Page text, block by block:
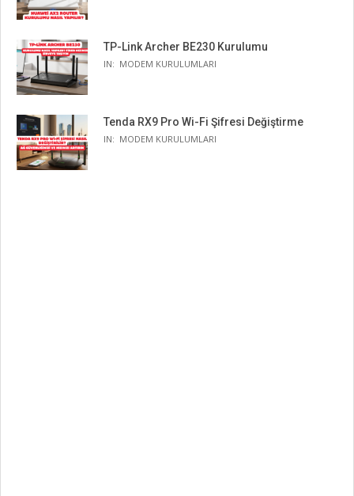
TP-Link Archer BE230 Kurulumu
IN: MODEM KURULUMLARI
Tenda RX9 Pro Wi-Fi Şifresi Değiştirme
IN: MODEM KURULUMLARI